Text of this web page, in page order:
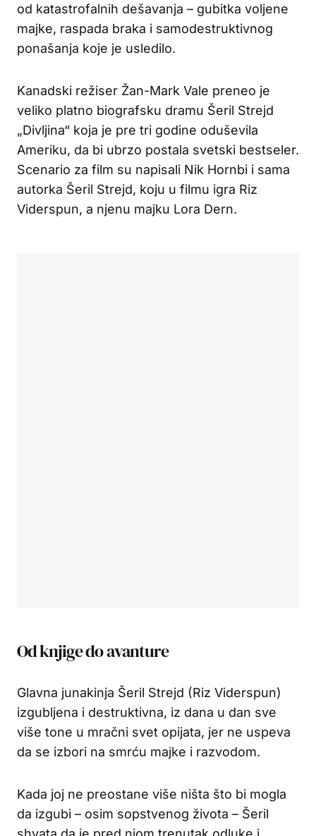
od katastrofalnih dešavanja – gubitka voljene
majke, raspada braka i samodestruktivnog
ponašanja koje je usledilo.
Kanadski režiser Žan-Mark Vale preneo je
veliko platno biografsku dramu Šeril Strejd
„Divljina“ koja je pre tri godine oduševila
Ameriku, da bi ubrzo postala svetski bestseler.
Scenario za film su napisali Nik Hornbi i sama
autorka Šeril Strejd, koju u filmu igra Riz
Viderspun, a njenu majku Lora Dern.
Od knjige do avanture
Glavna junakinja Šeril Strejd (Riz Viderspun)
izgubljena i destruktivna, iz dana u dan sve
više tone u mračni svet opijata, jer ne uspeva
da se izbori na smrću majke i razvodom.
Kada joj ne preostane više ništa što bi mogla
da izgubi – osim sopstvenog života – Šeril